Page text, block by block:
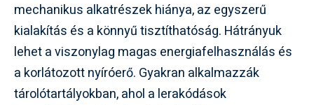
mechanikus alkatrészek hiánya, az egyszerű
kialakítás és a könnyű tisztíthatóság. Hátrányuk
lehet a viszonylag magas energiafelhasználás és
a korlátozott nyíróerő. Gyakran alkalmazzák
tárolótartályokban, ahol a lerakódások